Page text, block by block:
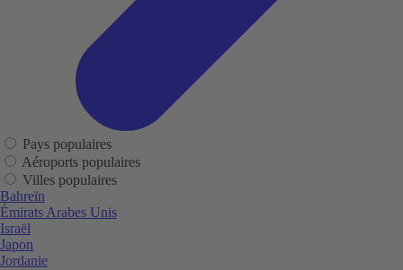
Pays populaires
Aéroports populaires
Villes populaires
Bahreïn
Émirats Arabes Unis
Israël
Japon
Jordanie